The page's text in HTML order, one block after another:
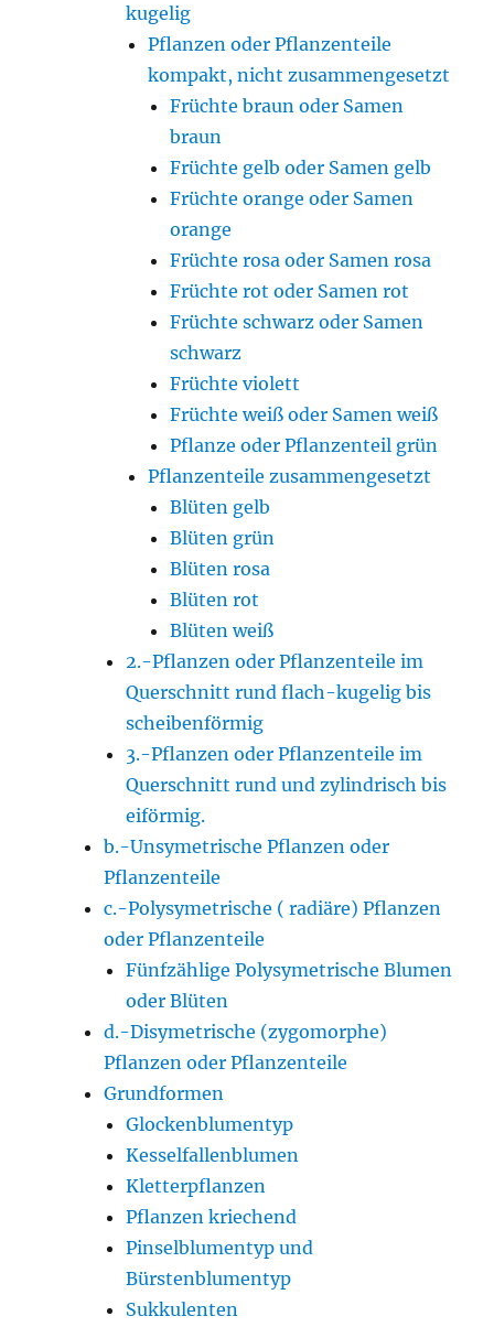
kugelig
Pflanzen oder Pflanzenteile
kompakt, nicht zusammengesetzt
Früchte braun oder Samen
braun
Früchte gelb oder Samen gelb
Früchte orange oder Samen
orange
Früchte rosa oder Samen rosa
Früchte rot oder Samen rot
Früchte schwarz oder Samen
schwarz
Früchte violett
Früchte weiß oder Samen weiß
Pflanze oder Pflanzenteil grün
Pflanzenteile zusammengesetzt
Blüten gelb
Blüten grün
Blüten rosa
Blüten rot
Blüten weiß
2.-Pflanzen oder Pflanzenteile im
Querschnitt rund flach-kugelig bis
scheibenförmig
3.-Pflanzen oder Pflanzenteile im
Querschnitt rund und zylindrisch bis
eiförmig.
b.-Unsymetrische Pflanzen oder
Pflanzenteile
c.-Polysymetrische ( radiäre) Pflanzen
oder Pflanzenteile
Fünfzählige Polysymetrische Blumen
oder Blüten
d.-Disymetrische (zygomorphe)
Pflanzen oder Pflanzenteile
Grundformen
Glockenblumentyp
Kesselfallenblumen
Kletterpflanzen
Pflanzen kriechend
Pinselblumentyp und
Bürstenblumentyp
Sukkulenten